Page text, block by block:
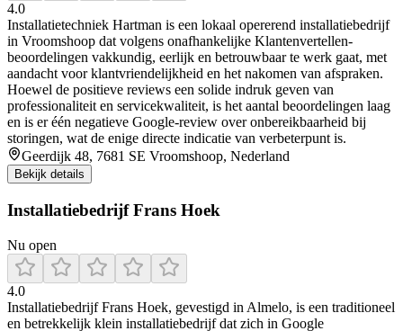
4.0
Installatietechniek Hartman is een lokaal opererend installatiebedrijf
in Vroomshoop dat volgens onafhankelijke Klantenvertellen-
beoordelingen vakkundig, eerlijk en betrouwbaar te werk gaat, met
aandacht voor klantvriendelijkheid en het nakomen van afspraken.
Hoewel de positieve reviews een solide indruk geven van
professionaliteit en servicekwaliteit, is het aantal beoordelingen laag
en is er één negatieve Google-review over onbereikbaarheid bij
storingen, wat de enige directe indicatie van verbeterpunt is.
Geerdijk 48, 7681 SE Vroomshoop, Nederland
Bekijk details
Installatiebedrijf Frans Hoek
Nu open
4.0
Installatiebedrijf Frans Hoek, gevestigd in Almelo, is een traditioneel
en betrekkelijk klein installatiebedrijf dat zich in Google